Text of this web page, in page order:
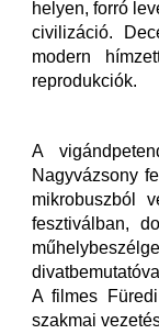
helyen, forró
civilizáció.
modern
reprodukciók.
A
Nagyvázsony
mikrobuszból
fesztiválban,
A filmes
szakmai